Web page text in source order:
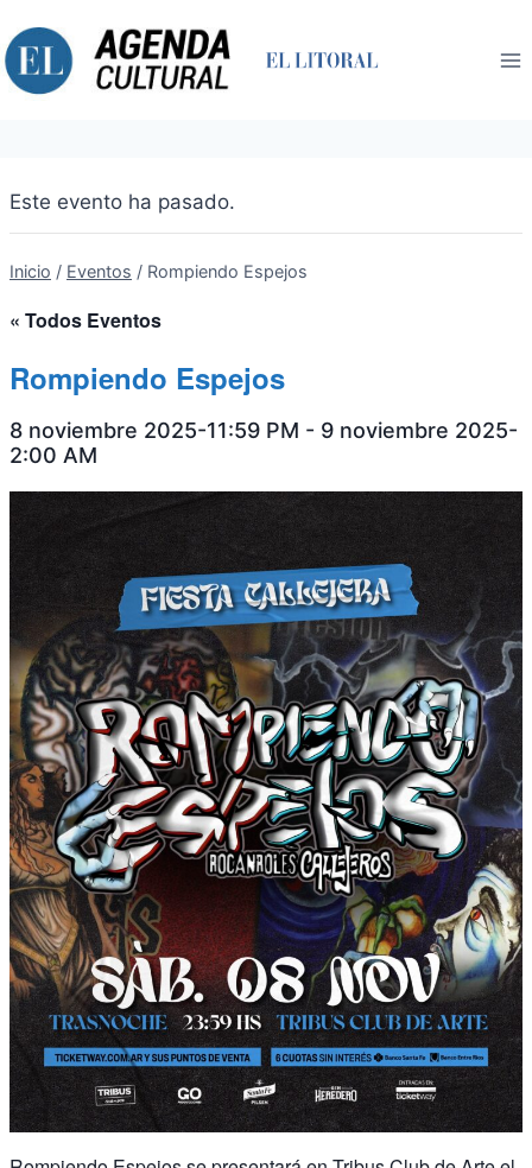
al
contenido
Este evento ha pasado.
Inicio / Eventos / Rompiendo Espejos
« Todos Eventos
Rompiendo Espejos
8 noviembre 2025-11:59 PM - 9 noviembre 2025-
2:00 AM